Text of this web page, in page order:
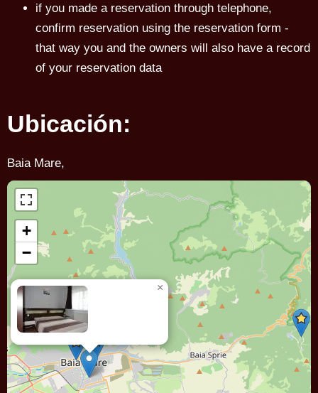
if you made a reservation through telephone,
confirm reservation using the reservation form -
that way you and the owners will also have a record
of your reservation data
Ubicación:
Baia Mare,
×
+
−